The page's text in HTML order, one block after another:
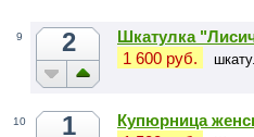
9 2
Шкатулка
1 600 руб.
10 1
Купюрница